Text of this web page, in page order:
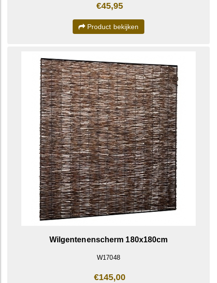
€45,95
Product bekijken
Wilgentenenscherm 180x180cm
W17048
€145,00